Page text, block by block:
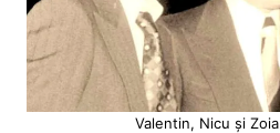
Valentin, Nicu și